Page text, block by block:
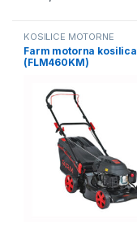
KOSILICE MOTORNE
Farm motorna kosilica
(FLM460KM)